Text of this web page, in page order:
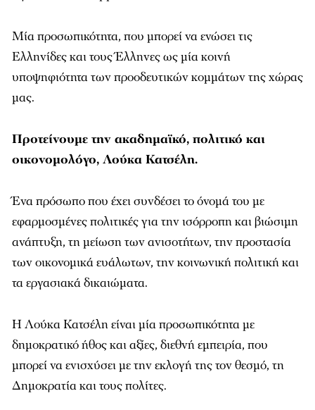
Μία προσωπικότητα, που μπορεί να ενώσει τις
Ελληνίδες και τους Έλληνες ως μία κοινή
υποψηφιότητα των προοδευτικών κομμάτων της χώρας
μας.
Προτείνουμε την ακαδημαϊκό, πολιτικό και
οικονομολόγο, Λούκα Κατσέλη.
Ένα πρόσωπο που έχει συνδέσει το όνομά του με
εφαρμοσμένες πολιτικές για την ισόρροπη και βιώσιμη
ανάπτυξη, τη μείωση των ανισοτήτων, την προστασία
των οικονομικά ευάλωτων, την κοινωνική πολιτική και
τα εργασιακά δικαιώματα.
Η Λούκα Κατσέλη είναι μία προσωπικότητα με
δημοκρατικό ήθος και αξίες, διεθνή εμπειρία, που
μπορεί να ενισχύσει με την εκλογή της τον θεσμό, τη
Δημοκρατία και τους πολίτες.